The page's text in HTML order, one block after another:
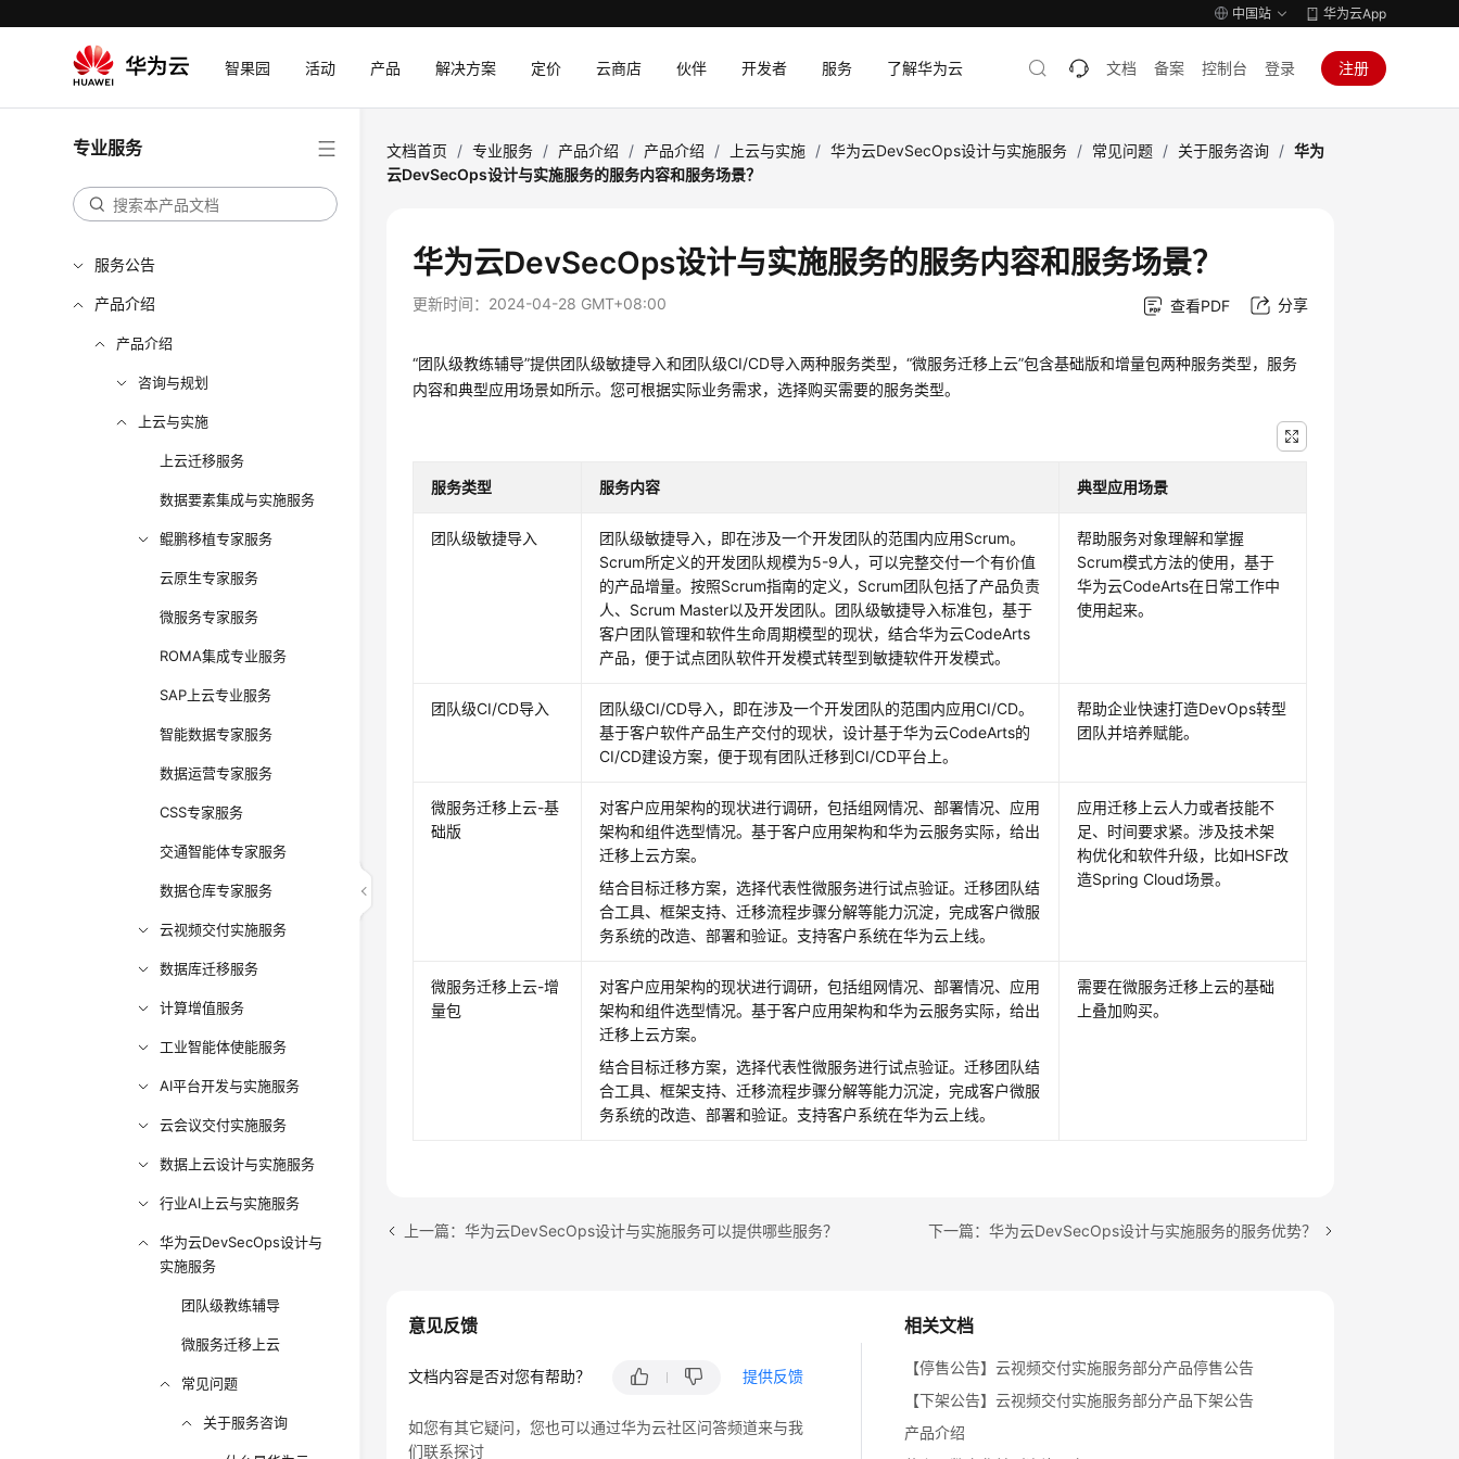
中国站 华为云App
智果园 活动 产品 解决方案 定价 云商店 伙伴 开发者 服务 了解华为云 文档 备案 控制台 登录 注册
专业服务
服务公告
产品介绍
产品介绍
咨询与规划
上云与实施
上云迁移服务
数据要素集成与实施服务
鲲鹏移植专家服务
云原生专家服务
微服务专家服务
ROMA集成专业服务
SAP上云专业服务
智能数据专家服务
数据运营专家服务
CSS专家服务
交通智能体专家服务
数据仓库专家服务
云视频交付实施服务
数据库迁移服务
计算增值服务
工业智能体使能服务
AI平台开发与实施服务
云会议交付实施服务
数据上云设计与实施服务
行业AI上云与实施服务
华为云DevSecOps设计与
实施服务
团队级教练辅导
微服务迁移上云
常见问题
关于服务咨询
文档首页 / 专业服务 / 产品介绍 / 产品介绍 / 上云与实施 / 华为云DevSecOps设计与实施服务 / 常见问题 / 关于服务咨询 / 华为
云DevSecOps设计与实施服务的服务内容和服务场景？
华为云DevSecOps设计与实施服务的服务内容和服务场景？
更新时间： 2024-04-28 GMT+08:00 查看PDF 分享
“团队级教练辅导”提供团队级敏捷导入和团队级CI/CD导入两种服务类型，“微服务迁移上云”包含基础版和增量包两种服务类型，服务
内容和典型应用场景如所示。您可根据实际业务需求，选择购买需要的服务类型。
服务类型 服务内容 典型应用场景
团队级敏捷导入
团队级敏捷导入，即在涉及一个开发团队的范围内应用Scrum。
Scrum所定义的开发团队规模为5-9人，可以完整交付一个有价值
的产品增量。按照Scrum指南的定义，Scrum团队包括了产品负责
人、Scrum Master以及开发团队。团队级敏捷导入标准包，基于
客户团队管理和软件生命周期模型的现状，结合华为云CodeArts
产品，便于试点团队软件开发模式转型到敏捷软件开发模式。
帮助服务对象理解和掌握
Scrum模式方法的使用，基于
华为云CodeArts在日常工作中
使用起来。
团队级CI/CD导入
团队级CI/CD导入，即在涉及一个开发团队的范围内应用CI/CD。
基于客户软件产品生产交付的现状，设计基于华为云CodeArts的
CI/CD建设方案，便于现有团队迁移到CI/CD平台上。
帮助企业快速打造DevOps转型
团队并培养赋能。
微服务迁移上云-基
础版
对客户应用架构的现状进行调研，包括组网情况、部署情况、应用
架构和组件选型情况。基于客户应用架构和华为云服务实际，给出
迁移上云方案。
结合目标迁移方案，选择代表性微服务进行试点验证。迁移团队结
合工具、框架支持、迁移流程步骤分解等能力沉淀，完成客户微服
务系统的改造、部署和验证。支持客户系统在华为云上线。
应用迁移上云人力或者技能不
足、时间要求紧。涉及技术架
构优化和软件升级，比如HSF改
造Spring Cloud场景。
微服务迁移上云-增
量包
对客户应用架构的现状进行调研，包括组网情况、部署情况、应用
架构和组件选型情况。基于客户应用架构和华为云服务实际，给出
迁移上云方案。
结合目标迁移方案，选择代表性微服务进行试点验证。迁移团队结
合工具、框架支持、迁移流程步骤分解等能力沉淀，完成客户微服
务系统的改造、部署和验证。支持客户系统在华为云上线。
需要在微服务迁移上云的基础
上叠加购买。
上一篇：华为云DevSecOps设计与实施服务可以提供哪些服务？ 下一篇：华为云DevSecOps设计与实施服务的服务优势？
相关文档
【停售公告】云视频交付实施服务部分产品停售公告
【下架公告】云视频交付实施服务部分产品下架公告
产品介绍
意见反馈
文档内容是否对您有帮助？ 提供反馈
如您有其它疑问，您也可以通过华为云社区问答频道来与我
们联系探讨